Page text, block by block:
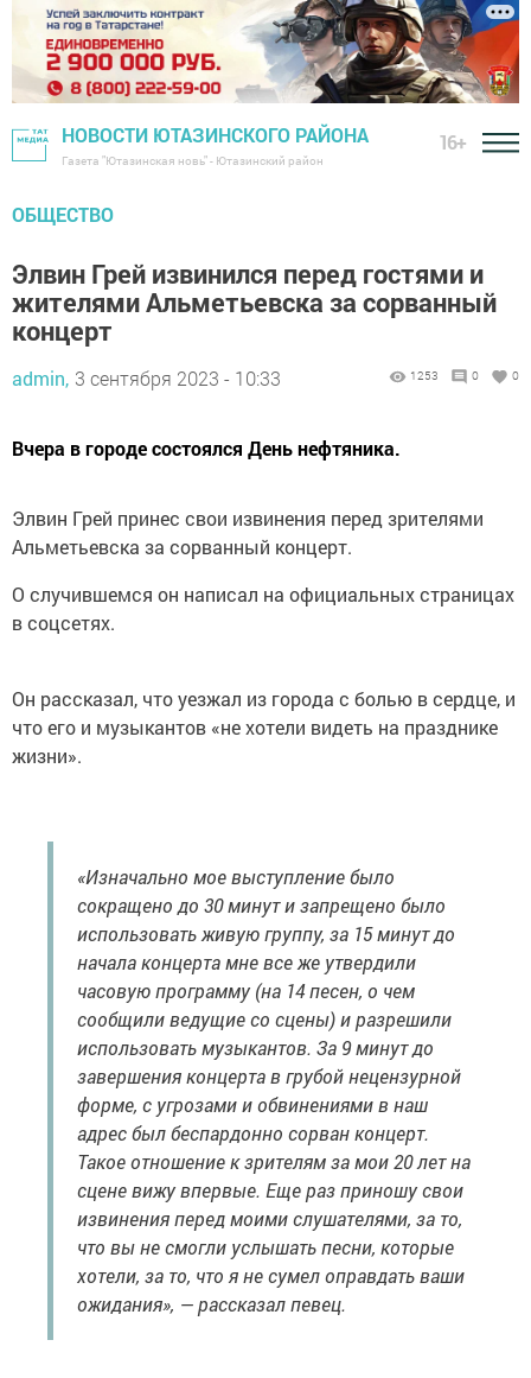
НОВОСТИ ЮТАЗИНСКОГО РАЙОНА
Газета "Ютазинская новь" - Ютазинский район
16+
ОБЩЕСТВО
Элвин Грей извинился перед гостями и
жителями Альметьевска за сорванный
концерт
admin, 3 сентября 2023 - 10:33 1253 0 0
Вчера в городе состоялся День нефтяника.
Элвин Грей принес свои извинения перед зрителями
Альметьевска за сорванный концерт.
О случившемся он написал на официальных страницах
в соцсетях.
Он рассказал, что уезжал из города с болью в сердце, и
что его и музыкантов «не хотели видеть на празднике
жизни».
«Изначально мое выступление было
сокращено до 30 минут и запрещено было
использовать живую группу, за 15 минут до
начала концерта мне все же утвердили
часовую программу (на 14 песен, о чем
сообщили ведущие со сцены) и разрешили
использовать музыкантов. За 9 минут до
завершения концерта в грубой нецензурной
форме, с угрозами и обвинениями в наш
адрес был беспардонно сорван концерт.
Такое отношение к зрителям за мои 20 лет на
сцене вижу впервые. Еще раз приношу свои
извинения перед моими слушателями, за то,
что вы не смогли услышать песни, которые
хотели, за то, что я не сумел оправдать ваши
ожидания», — рассказал певец.